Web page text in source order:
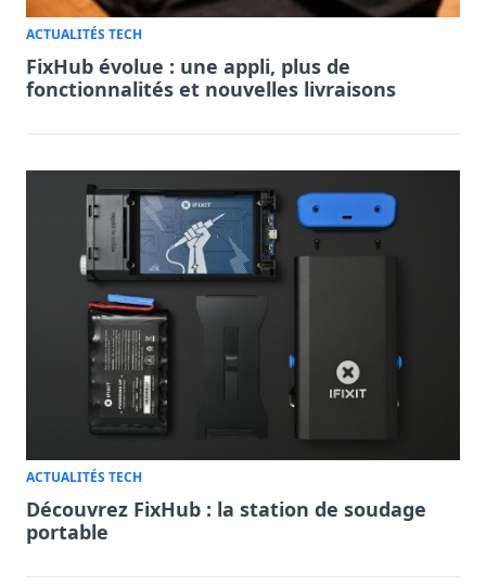
ACTUALITÉS TECH
FixHub évolue : une appli, plus de
fonctionnalités et nouvelles livraisons
ACTUALITÉS TECH
Découvrez FixHub : la station de soudage
portable